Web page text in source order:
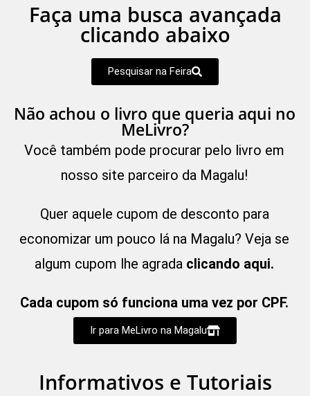
Faça uma busca avançada
clicando abaixo
Pesquisar na Feira
Não achou o livro que queria aqui no
MeLivro?
Você também pode procurar pelo livro em
nosso site parceiro da Magalu!
Quer aquele cupom de desconto para
economizar um pouco lá na Magalu? Veja se
algum cupom lhe agrada clicando aqui.
Cada cupom só funciona uma vez por CPF.
Ir para MeLivro na Magalu
Informativos e Tutoriais